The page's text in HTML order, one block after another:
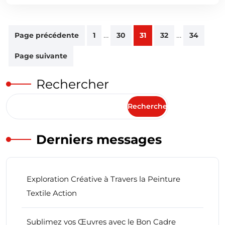
Pagination
publications
Page précédente 1 … 30 31 32 … 34
Page suivante
Rechercher
Rechercher
Derniers messages
Exploration Créative à Travers la Peinture
Textile Action
Sublimez vos Œuvres avec le Bon Cadre